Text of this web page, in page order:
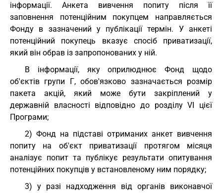
інформації. Анкета вивчення попиту після її
заповнення потенційним покупцем направляється
Фонду в зазначений у публікації термін. У анкеті
потенційний покупець вказує спосіб приватизації,
який він обрав із запропонованих у ній.
В інформації, яку оприлюднює Фонд щодо
об'єктів групи Г, обов'язково зазначається розмір
пакета акцій, який може бути закріплений у
державній власності відповідно до розділу VI цієї
Програми;
2) Фонд на підставі отриманих анкет вивчення
попиту на об'єкт приватизації протягом місяця
аналізує попит та публікує результати опитування
потенційних покупців у встановленому ним порядку;
3) у разі надходження від органів виконавчої